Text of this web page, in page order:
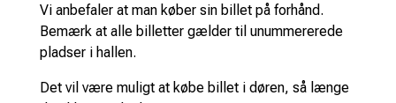
Vi anbefaler at man køber sin billet på forhånd.
Bemærk at alle billetter gælder til unummererede
pladser i hallen.
Det vil være muligt at købe billet i døren, så længe